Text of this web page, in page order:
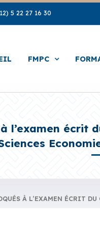
5 22 27 16 30
FMPC
l’examen écrit
À L’EXAMEN ÉCRIT